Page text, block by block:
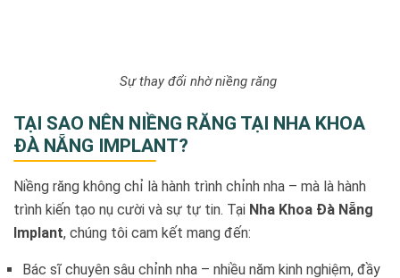
Sự thay đổi nhờ niềng răng
TẠI SAO NÊN NIỀNG RĂNG TẠI NHA KHOA
ĐÀ NẴNG IMPLANT?
Niềng răng không chỉ là hành trình chỉnh nha – mà là hành
trình kiến tạo nụ cười và sự tự tin. Tại Nha Khoa Đà Nẵng
Implant, chúng tôi cam kết mang đến:
Bác sĩ chuyên sâu chỉnh nha – nhiều năm kinh nghiệm, đầy